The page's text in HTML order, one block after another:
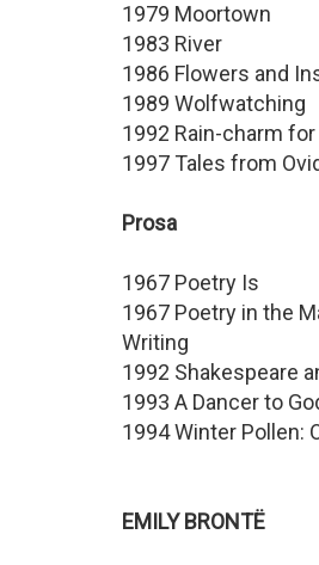
1979 Moortown
1983 River
1986 Flowers and
1989 Wolfwatching
1992 Rain-charm
1997 Tales from
Prosa
1967 Poetry Is
1967 Poetry in the
Writing
1992 Shakespeare
1993 A Dancer to
1994 Winter Pollen:
EMILY BRONTË